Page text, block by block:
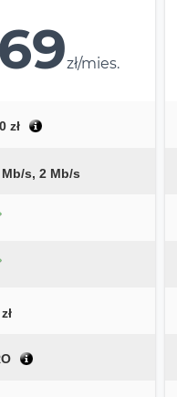
69zł/mies.
zł
s, 2 Mb/s